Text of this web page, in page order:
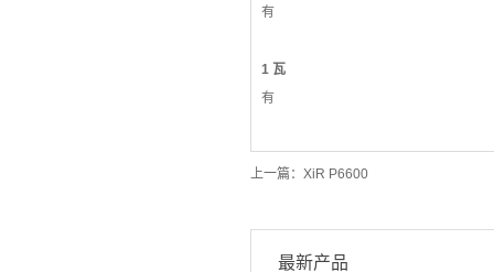
有
1 瓦
有
上一篇： XiR P6600
最新产品